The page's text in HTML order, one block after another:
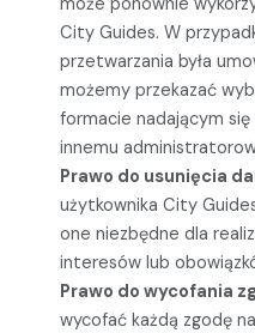
City Guides. W
przetwarzania była
możemy przekazać
formacie nadającym
innemu
Prawo do usunięcia
użytkownika City
one niezbędne dla
interesów lub
Prawo do wycofania
wycofać każdą zgodę